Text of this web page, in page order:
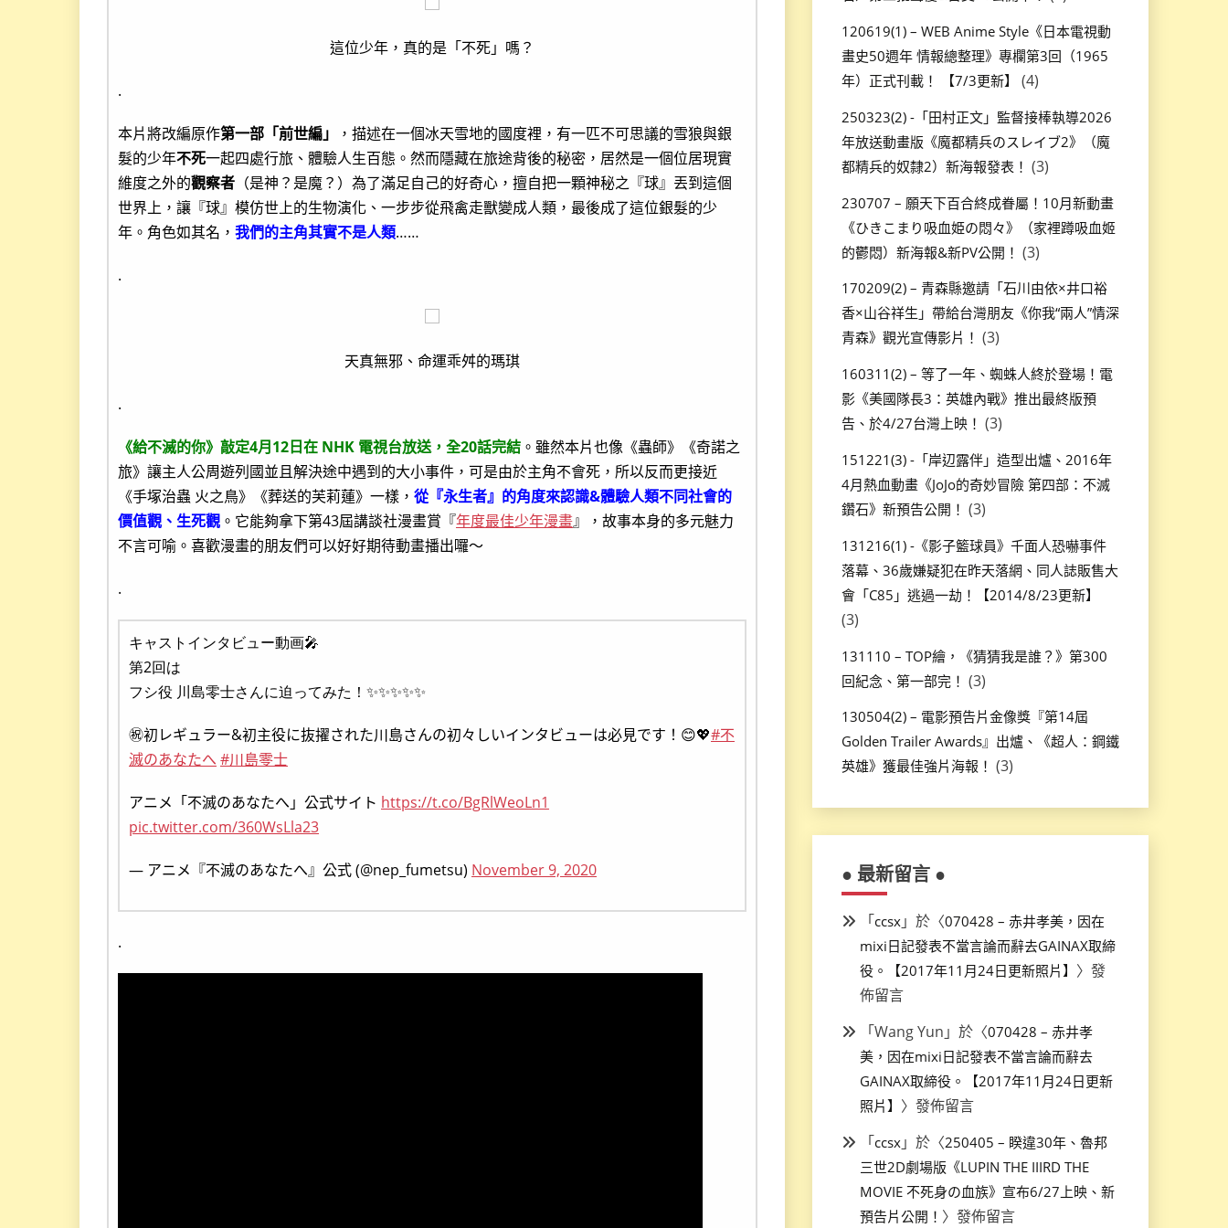
這位少年，真的是「不死」嗎？
.
本片將改編原作第一部「前世編」
，描述在一個冰天雪地的國度裡，有一匹不可思議的雪狼與銀
髮的少年不死一起四處行旅、體驗人生百態。然而隱藏在旅途背後的秘密，居然是一個位居現實
維度之外的觀察者 （是神？是魔？）為了滿足自己的好奇心，擅自把一顆神秘之『球』丟到這個
世界上，讓『球』模仿世上的生物演化、一步步從飛禽走獸變成人類，最後成了這位銀髮的少
年。角色如其名， 我們的主角其實不是人類……
.
天真無邪、命運乖舛的瑪琪
.
《給不滅的你》敲定4月12日在 NHK 電視台放送，全20話完結 。雖然本片也像《蟲師》《奇諾之
旅》讓主人公周遊列國並且解決途中遇到的大小事件，可是由於主角不會死，所以反而更接近
《手塚治蟲 火之鳥》《葬送的芙莉蓮》一樣， 從『永生者』的角度來認識&體驗人類不同社會的
價值觀、生死觀 。它能夠拿下第43屆講談社漫畫賞『年度最佳少年漫畫』，故事本身的多元魅力
不言可喻。喜歡漫畫的朋友們可以好好期待動畫播出囉～
.
キャストインタビュー動画🎤
第2回は
フシ役 川島零士さんに迫ってみた！✨✨✨✨✨
㊗️初レギュラー&初主役に抜擢された川島さんの初々しいインタビューは必見です！😊💖#不
滅のあなたへ #川島零士
アニメ「不滅のあなたへ」公式サイト https://t.co/BgRlWeoLn1
pic.twitter.com/360WsLla23
— アニメ『不滅のあなたへ』公式 (@nep_fumetsu) November 9, 2020
.
120619(1) – WEB Anime Style《日本電視動
畫史50週年 情報總整理》專欄第3回（1965
年）正式刊載！ 【7/3更新】
(4)
250323(2) -「田村正文」監督接棒執導2026
年放送動畫版《魔都精兵のスレイブ2》（魔
都精兵的奴隸2）新海報發表！ (3)
230707 – 願天下百合終成眷屬！10月新動畫
《ひきこまり吸血姫の悶々》（家裡蹲吸血姬
的鬱悶）新海報&新PV公開！ (3)
170209(2) – 青森縣邀請「石川由依×井口裕
香×山谷祥生」帶給台灣朋友《你我“兩人”情深
青森》觀光宣傳影片！ (3)
160311(2) – 等了一年、蜘蛛人終於登場！電
影《美國隊長3：英雄內戰》推出最終版預
告、於4/27台灣上映！ (3)
151221(3) -「岸辺露伴」造型出爐、2016年
4月熱血動畫《JoJo的奇妙冒險 第四部：不滅
鑽石》新預告公開！ (3)
131216(1) -《影子籃球員》千面人恐嚇事件
落幕、36歲嫌疑犯在昨天落網、同人誌販售大
會「C85」逃過一劫！【2014/8/23更新】
(3)
131110 – TOP繪，《猜猜我是誰？》第300
回紀念、第一部完！ (3)
130504(2) – 電影預告片金像獎『第14屆
Golden Trailer Awards』出爐、《超人：鋼鐵
英雄》獲最佳強片海報！ (3)
● 最新留言 ●
「ccsx」於〈070428 – 赤井孝美，因在
mixi日記發表不當言論而辭去GAINAX取締
役。【2017年11月24日更新照片】 〉發
佈留言
「Wang Yun 」於〈070428 – 赤井孝
美，因在mixi日記發表不當言論而辭去
GAINAX取締役。【2017年11月24日更新
照片】 〉發佈留言
「ccsx」於〈250405 – 睽違30年、魯邦
三世2D劇場版《LUPIN THE IIIRD THE
MOVIE 不死身の血族》宣布6/27上映、新
預告片公開！ 〉發佈留言